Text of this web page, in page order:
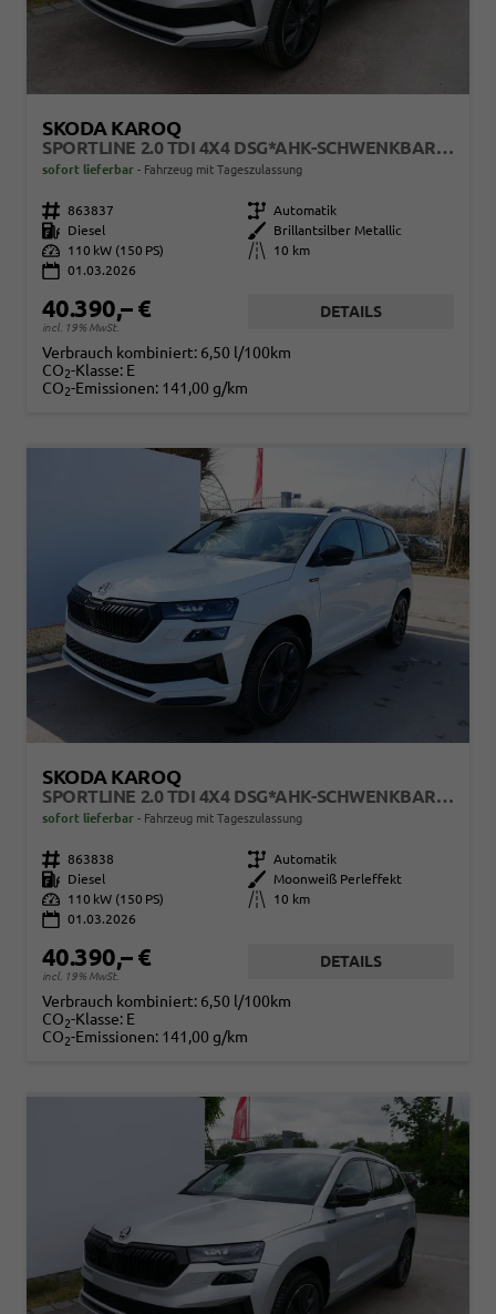
SKODA KAROQ
SPORTLINE 2.0 TDI 4X4 DSG*AHK-SCHWENKBAR*ACC*PDC-HI*LED*SHZ*TEMPOMAT*KLIMA
sofort lieferbar Fahrzeug mit Tageszulassung
Fahrzeugnr. 863837 Getriebe
Automatik
Kraftstoff
Diesel Außenfarbe
Brillantsilber Metallic
Leistung
110 kW (150 PS) Kilometerstand
10 km
01.03.2026
40.390,– €
incl. 19% MwSt.
DETAILS
Verbrauch kombiniert: 6,50 l/100km
CO2-Klasse: E
CO2-Emissionen: 141,00 g/km
SKODA KAROQ
SPORTLINE 2.0 TDI 4X4 DSG*AHK-SCHWENKBAR*ACC*PDC-HI*LED*SHZ*TEMPOMAT*KLIMA
sofort lieferbar Fahrzeug mit Tageszulassung
Fahrzeugnr. 863838 Getriebe Automatik
Kraftstoff
Diesel Außenfarbe
Moonweiß Perleffekt
Leistung
110 kW (150 PS) Kilometerstand
10 km
01.03.2026
40.390,– €
incl. 19% MwSt.
DETAILS
Verbrauch kombiniert: 6,50 l/100km
CO2-Klasse: E
CO2-Emissionen: 141,00 g/km